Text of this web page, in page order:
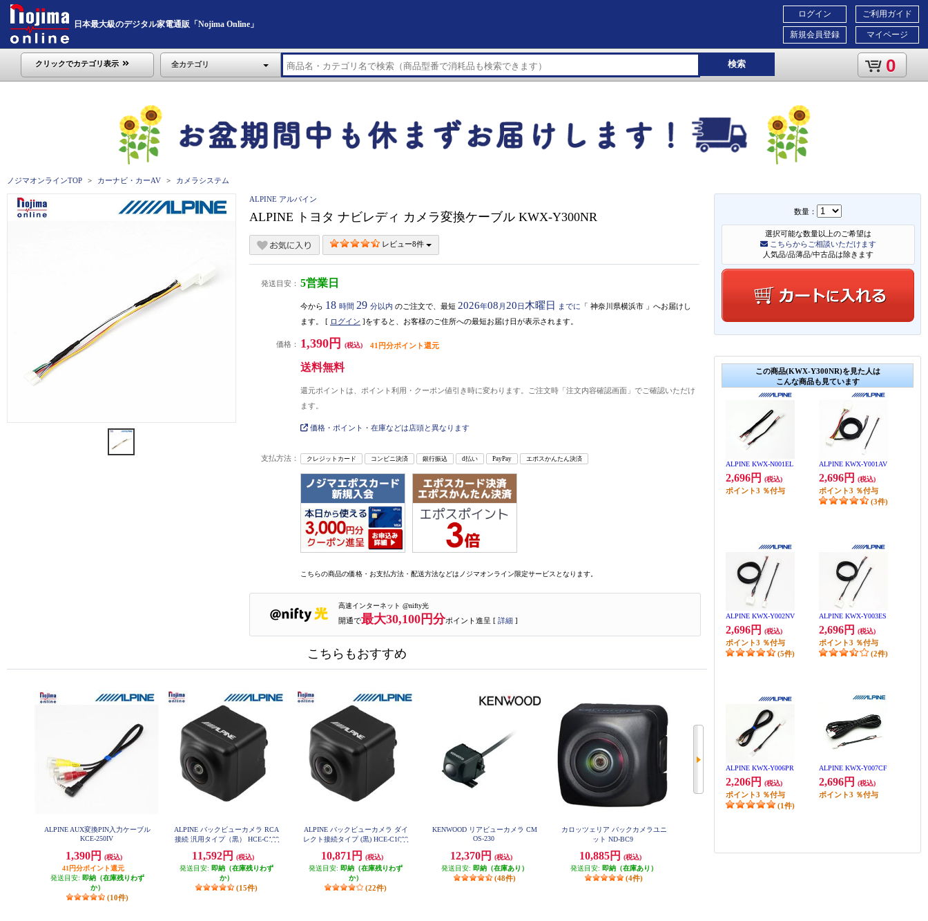
日本最大級のデジタル家電通販「Nojima Online」
ご利用ガイド
マイページ
ログイン
新規会員登録
クリックでカテゴリ表示 全カテゴリ 検索 0
ノジマオンラインTOP カーナビ・カーAV カメラシステム
数量：
選択可能な数量以上のご希望は
こちらからご相談いただけます
人気品/品薄品/中古品は除きます
この商品(KWX-Y300NR)を見た人は
こんな商品も見ています
ALPINE KWX-N001EL
2,696円 (税込)
ポイント3 ％付与
ALPINE KWX-Y001AV
2,696円 (税込)
ポイント3 ％付与
(3件)
ALPINE KWX-Y002NV
2,696円 (税込)
ポイント3 ％付与
(5件)
ALPINE KWX-Y003ES
2,696円 (税込)
ポイント3 ％付与
(2件)
ALPINE KWX-Y006PR
2,206円 (税込)
ポイント3 ％付与
(1件)
ALPINE KWX-Y007CF
2,696円 (税込)
ポイント3 ％付与
ALPINE アルパイン
ALPINE トヨタ ナビレディ カメラ変換ケーブル KWX-Y300NR
レビュー8件
発送目安： 5営業日
今から 18 時間 29 分以内 のご注文で、最短 2026年08 月 20日 木曜日 までに 「 神奈川県横浜市 」 へお届けし
ます。 [ ログイン ]をすると、お客様のご住所への最短お届け日が表示されます。
価格： 1,390円 (税込) 41円分ポイント還元
送料無料
還元ポイントは、ポイント利用・クーポン値引き時に変わります。ご注文時「注文内容確認画面」でご確認いただけ
ます。
価格・ポイント・在庫などは店頭と異なります
支払方法： クレジットカード コンビニ決済 銀行振込 d払い PayPay エポスかんたん決済
こちらの商品の価格・お支払方法・配送方法などはノジマオンライン限定サービスとなります。
高速インターネット @nifty光
開通で最大30,100円分ポイント進呈 [ 詳細 ]
こちらもおすすめ
ALPINE AUX変換PIN入力ケーブル
KCE-250IV
1,390円
(税込)
41円分ポイント還元
発送目安: 即納（在庫残りわず
か）
(10件)
ALPINE バックビューカメラ RCA
接続 汎用タイプ（黒） HCE-C100
11,592円
(税込)
発送目安: 即納（在庫残りわず
か）
(15件)
ALPINE バックビューカメラ ダイ
レクト接続タイプ (黒) HCE-C1000
10,871円
(税込)
発送目安: 即納（在庫残りわず
か）
(22件)
KENWOOD リアビューカメラ CM
OS-230
12,370円
(税込)
発送目安: 即納（在庫あり）
(48件)
カロッツェリア バックカメラユニ
ット ND-BC9
10,885円
(税込)
発送目安: 即納（在庫あり）
(4件)
26,678円 1,210円